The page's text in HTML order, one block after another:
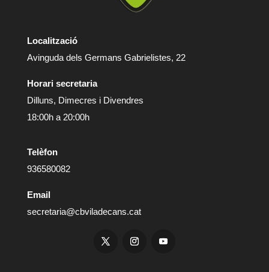
Localització
Avinguda dels Germans Gabrielistes, 22
Horari secretaria
Dilluns, Dimecres i Divendres
18:00h a 20:00h
Telèfon
936580082
Email
secretaria@cbviladecans.cat